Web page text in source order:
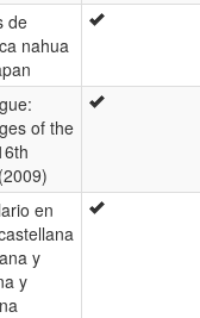
de
nahua
of the
en
y
y